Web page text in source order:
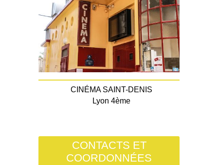
CINÉMA SAINT-DENIS
Lyon 4ème
CONTACTS ET
COORDONNÉES